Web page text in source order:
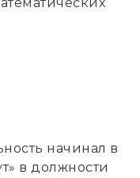
начинал в
в должности